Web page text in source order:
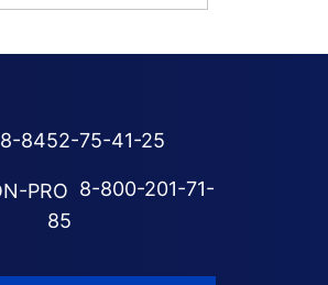
8-8452-75-41-25
8-800-201-71-
85